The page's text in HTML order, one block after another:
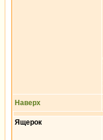
Наверх
Ящерок